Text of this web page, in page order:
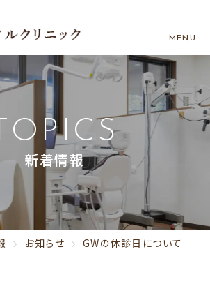
新着情報
お知らせ GWの休診日について